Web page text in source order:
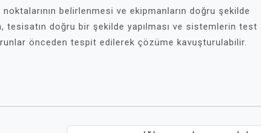
belirlenmesi ve ekipmanların doğru şekilde
tesisatın doğru bir şekilde yapılması ve sistemlerin test
önceden tespit edilerek çözüme kavuşturulabilir.